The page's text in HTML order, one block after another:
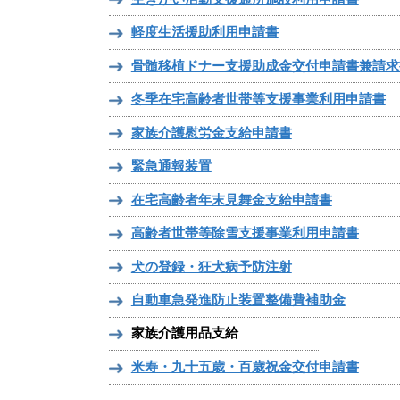
軽度生活援助利用申請書
骨髄移植ドナー支援助成金交付申請書兼請
冬季在宅高齢者世帯等支援事業利用申請書
家族介護慰労金支給申請書
緊急通報装置
在宅高齢者年末見舞金支給申請書
高齢者世帯等除雪支援事業利用申請書
犬の登録・狂犬病予防注射
自動車急発進防止装置整備費補助金
家族介護用品支給
米寿・九十五歳・百歳祝金交付申請書